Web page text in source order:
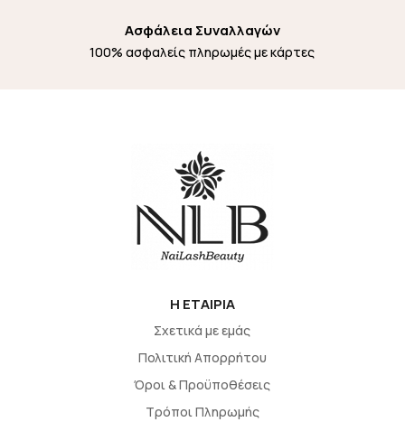
Ασφάλεια Συναλλαγών
100% ασφαλείς πληρωμές με κάρτες
H EΤΑΙΡΙΑ
Σχετικά με εμάς
Πολιτική Απορρήτου
Όροι & Προϋποθέσεις
Τρόποι Πληρωμής